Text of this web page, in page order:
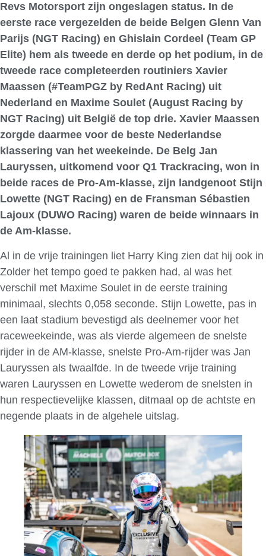
Revs Motorsport zijn ongeslagen status. In de
eerste race vergezelden de beide Belgen Glenn Van
Parijs (NGT Racing) en Ghislain Cordeel (Team GP
Elite) hem als tweede en derde op het podium, in de
tweede race completeerden routiniers Xavier
Maassen (#TeamPGZ by RedAnt Racing) uit
Nederland en Maxime Soulet (August Racing by
NGT Racing) uit België de top drie. Xavier Maassen
zorgde daarmee voor de beste Nederlandse
klassering van het weekeinde. De Belg Jan
Lauryssen, uitkomend voor Q1 Trackracing, won in
beide races de Pro-Am-klasse, zijn landgenoot Stijn
Lowette (NGT Racing) en de Fransman Sébastien
Lajoux (DUWO Racing) waren de beide winnaars in
de Am-klasse.
Al in de vrije trainingen liet Harry King zien dat hij ook in
Zolder het tempo goed te pakken had, al was het
verschil met Maxime Soulet in de eerste training
minimaal, slechts 0,058 seconde. Stijn Lowette, pas in
een laat stadium bevestigd als deelnemer voor het
raceweekeinde, was als vierde algemeen de snelste
rijder in de AM-klasse, snelste Pro-Am-rijder was Jan
Lauryssen als twaalfde. In de tweede vrije training
waren Lauryssen en Lowette wederom de snelsten in
hun respectievelijke klassen, ditmaal op de achtste en
negende plaats in de algehele uitslag.